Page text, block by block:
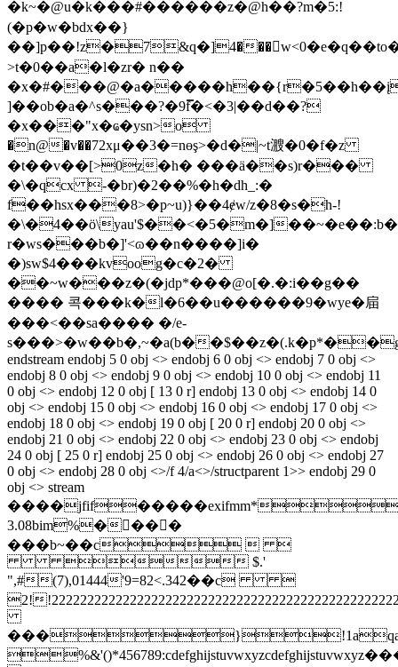
�k~�@u�k���#������z�@h��?m�5:!
(�p�w�bdx��}
��]p��!z�7&q�]4�
>t�0��a�l�zr� n��
]��ob�a�^s���?�9f̿�<�3|��d��?
�x���"x�ҩ�ysn>o
�n@�v��72xμ��3�=nөş>�d�|~t㵻�0�f�z
�t��v��[>0z�h� ���ä��s)r���
�\�qcx -�br)�2��%�h�dh_:�
f��hsx���8>�p~u)}��4ɇw/z�8�s�h-!
�\�4��ö\yau'$��<�5�m�]
r�ws���b�]'<ɷ��n����]i�
�)sw$4���kvoog�c�2�
��~w���z�(�jdp*���@o[�.�:i��g��
���� 콕���k�l�6��u������9�wye�㧂
���<��sa���� �/e-
s���>�w��b�,~�a(b�
endstream endobj 5 0 obj <> endobj 6 0 obj <> endobj 7 0 obj <>
endobj 8 0 obj <> endobj 9 0 obj <> endobj 10 0 obj <> endobj 11
0 obj <> endobj 12 0 obj [ 13 0 r] endobj 13 0 obj <> endobj 14 0
obj <> endobj 15 0 obj <> endobj 16 0 obj <> endobj 17 0 obj <>
endobj 18 0 obj <> endobj 19 0 obj [ 20 0 r] endobj 20 0 obj <>
endobj 21 0 obj <> endobj 22 0 obj <> endobj 23 0 obj <> endobj
24 0 obj [ 25 0 r] endobj 25 0 obj <> endobj 26 0 obj <> endobj 27
0 obj <> endobj 28 0 obj <>/f 4/a<>/structparent 1>> endobj 29 0
obj <> stream
3.08bim%��ُ��
���b~��c  
 $.'
",#(7),01444'9=82<.342��c 
2!